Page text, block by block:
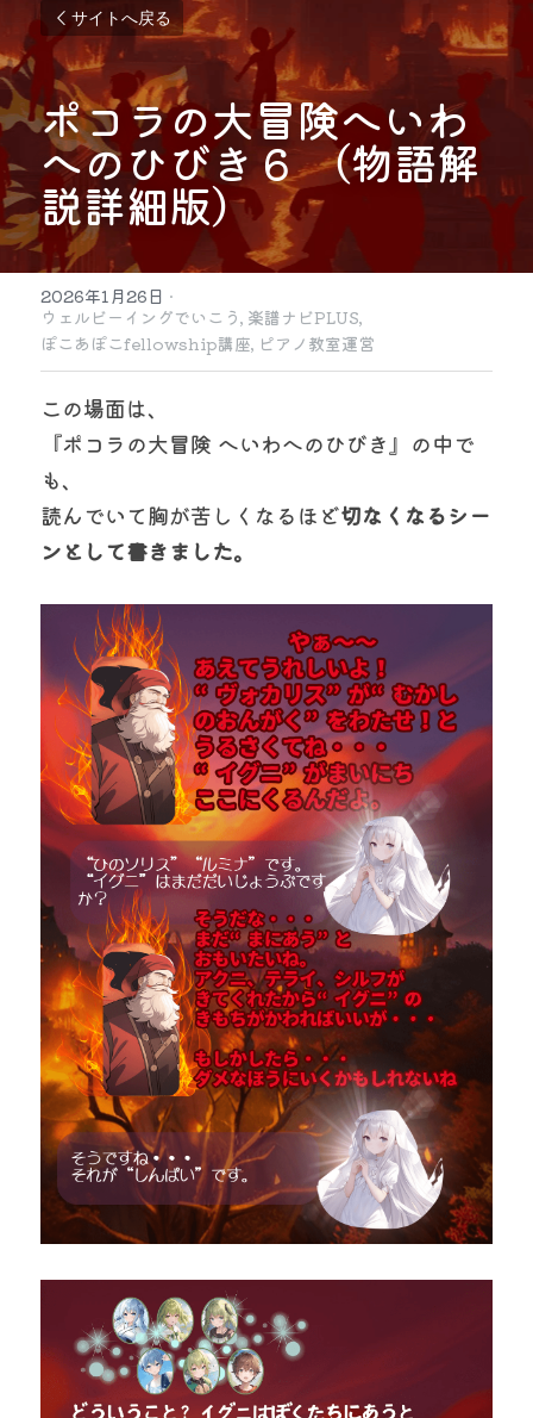
サイトへ戻る
ポコラの大冒険へいわ
へのひびき６ （物語解
説詳細版）
2026年1月26日 ·
ウェルビーイングでいこう, 楽譜ナビPLUS,
ぽこあぽこfellowship講座, ピアノ教室運営
この場面は、
『ポコラの大冒険 へいわへのひびき』の中で
も、
読んでいて胸が苦しくなるほど切なくなるシー
ンとして書きました。